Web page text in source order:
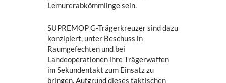
Lemurerabkömmlinge sein.
SUPREMOP G-Trägerkreuzer sind dazu
konzipiert, unter Beschuss in
Raumgefechten und bei
Landeoperationen ihre Trägerwaffen
im Sekundentakt zum Einsatz zu
bringen. Aufgrund dieses taktischen